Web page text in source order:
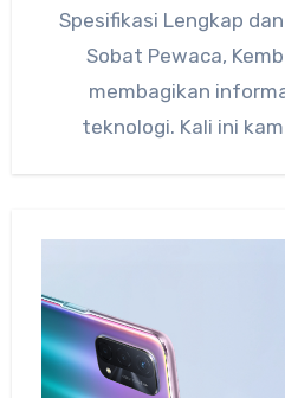
Spesifikasi Lengkap
Sobat Pewaca,
membagikan
teknologi. Kali ini